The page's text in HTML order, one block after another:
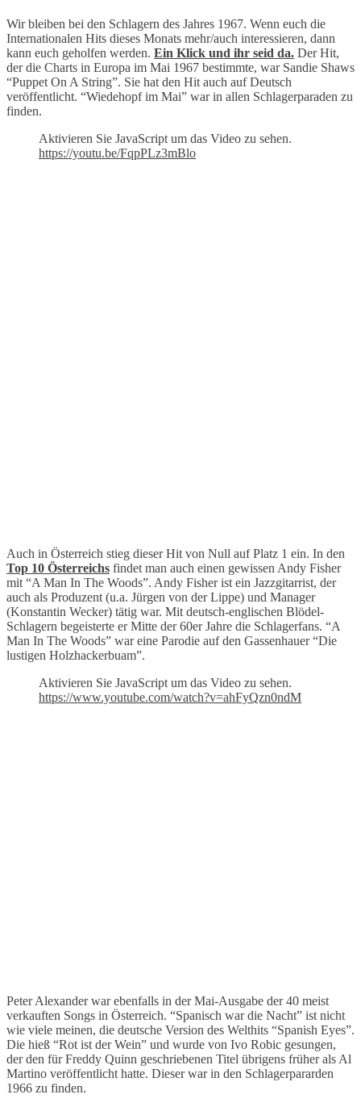
Wir bleiben bei den Schlagern des Jahres 1967. Wenn euch die
Internationalen Hits dieses Monats mehr/auch interessieren, dann
kann euch geholfen werden. Ein Klick und ihr seid da. Der Hit,
der die Charts in Europa im Mai 1967 bestimmte, war Sandie Shaws
“Puppet On A String”. Sie hat den Hit auch auf Deutsch
veröffentlicht. “Wiedehopf im Mai” war in allen Schlagerparaden zu
finden.
Aktivieren Sie JavaScript um das Video zu sehen.
https://youtu.be/FqpPLz3mBlo
Auch in Österreich stieg dieser Hit von Null auf Platz 1 ein. In den
Top 10 Österreichs findet man auch einen gewissen Andy Fisher
mit “A Man In The Woods”. Andy Fisher ist ein Jazzgitarrist, der
auch als Produzent (u.a. Jürgen von der Lippe) und Manager
(Konstantin Wecker) tätig war. Mit deutsch-englischen Blödel-
Schlagern begeisterte er Mitte der 60er Jahre die Schlagerfans. “A
Man In The Woods” war eine Parodie auf den Gassenhauer “Die
lustigen Holzhackerbuam”.
Aktivieren Sie JavaScript um das Video zu sehen.
https://www.youtube.com/watch?v=ahFyQzn0ndM
Peter Alexander war ebenfalls in der Mai-Ausgabe der 40 meist
verkauften Songs in Österreich. “Spanisch war die Nacht” ist nicht
wie viele meinen, die deutsche Version des Welthits “Spanish Eyes”.
Die hieß “Rot ist der Wein” und wurde von Ivo Robic gesungen,
der den für Freddy Quinn geschriebenen Titel übrigens früher als Al
Martino veröffentlicht hatte. Dieser war in den Schlagerpararden
1966 zu finden.